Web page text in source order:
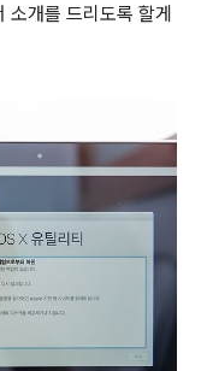
소개를 드리도록 할게